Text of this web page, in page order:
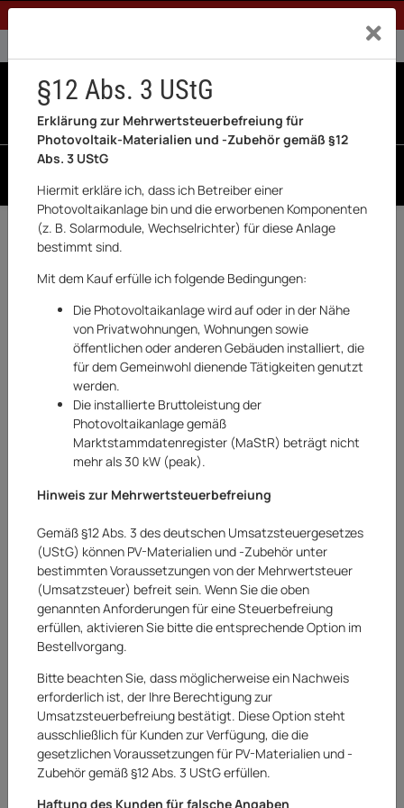
1% Rabatt bei Banküberweisung (Privatkunden)Exklusiv
Zurück Haushaltswaren & Elektronik
Weihnachtskerze Christbaumkerze Kerze
Weihnachtsdeko Dekoration Deko grün
LED
Art.Nr.:20252638AR
15,90 €
§12 Abs. 3 UStG
Erklärung zur Mehrwertsteuerbefreiung für
Photovoltaik-Materialien und -Zubehör gemäß §12
Abs. 3 UStG
Hiermit erkläre ich, dass ich Betreiber einer
Photovoltaikanlage bin und die erworbenen Komponenten
(z. B. Solarmodule, Wechselrichter) für diese Anlage
bestimmt sind.
Mit dem Kauf erfülle ich folgende Bedingungen:
Die Photovoltaikanlage wird auf oder in der Nähe
von Privatwohnungen, Wohnungen sowie
öffentlichen oder anderen Gebäuden installiert, die
für dem Gemeinwohl dienende Tätigkeiten genutzt
werden.
Die installierte Bruttoleistung der
Photovoltaikanlage gemäß
Marktstammdatenregister (MaStR) beträgt nicht
mehr als 30 kW (peak).
Hinweis zur Mehrwertsteuerbefreiung
Gemäß §12 Abs. 3 des deutschen Umsatzsteuergesetzes
(UStG) können PV-Materialien und -Zubehör unter
bestimmten Voraussetzungen von der Mehrwertsteuer
(Umsatzsteuer) befreit sein. Wenn Sie die oben
genannten Anforderungen für eine Steuerbefreiung
erfüllen, aktivieren Sie bitte die entsprechende Option im
Bestellvorgang.
Bitte beachten Sie, dass möglicherweise ein Nachweis
erforderlich ist, der Ihre Berechtigung zur
Umsatzsteuerbefreiung bestätigt. Diese Option steht
ausschließlich für Kunden zur Verfügung, die die
gesetzlichen Voraussetzungen für PV-Materialien und -
Zubehör gemäß §12 Abs. 3 UStG erfüllen.
Haftung des Kunden für falsche Angaben